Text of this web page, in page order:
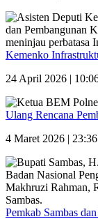
Kemenko
24 April 2026 |
Ulang Rencana
4 Maret 2026 |
Pemkab Sambas